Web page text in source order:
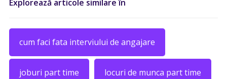
Explorează articole similare în
cum faci fata interviului de angajare
joburi part time locuri de munca part time